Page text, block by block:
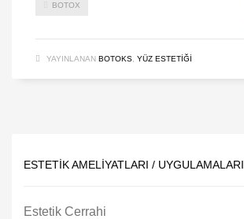
BOTOX
YAYINLANAN BOTOKS YÜZ ESTETIĞI
ESTETIK AMELIYATLARI / UYGULAMALARI
Estetik Cerrahi